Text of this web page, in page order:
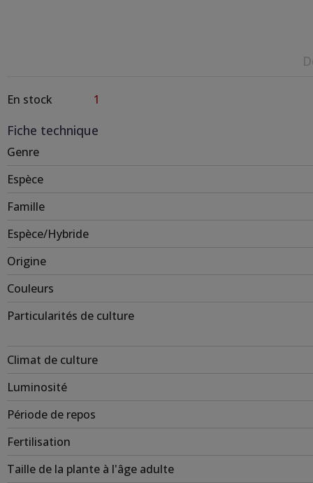
En stock 1
Fiche technique
Genre
Espèce
Famille
Espèce/Hybride
Origine
Couleurs
Particularités de culture
Climat de culture
Luminosité
Période de repos
Fertilisation
Taille de la plante à l'âge adulte